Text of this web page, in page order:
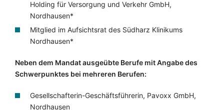
Holding für Versorgung und Verkehr GmbH,
Nordhausen*
Mitglied im Aufsichtsrat des Südharz Klinikums
Nordhausen*
Neben dem Mandat ausgeübte Berufe mit Angabe des
Schwerpunktes bei mehreren Berufen:
Gesellschafterin-Geschäftsführerin, Pavoxx GmbH,
Nordhausen